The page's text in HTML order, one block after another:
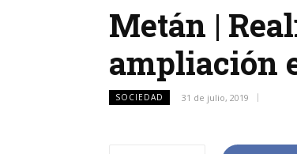
Metán |
ampliación
SOCIEDAD 31 de julio, 2019